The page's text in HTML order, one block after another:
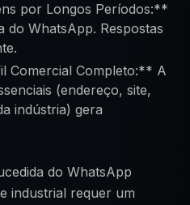
por Longos Períodos:**
do WhatsApp. Respostas
Comercial Completo:** A
(endereço, site,
indústria) gera
do WhatsApp
industrial requer um